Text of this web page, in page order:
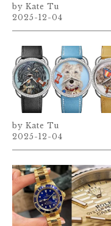
Kate Tu
2025-12-04
Kate Tu
2025-12-04